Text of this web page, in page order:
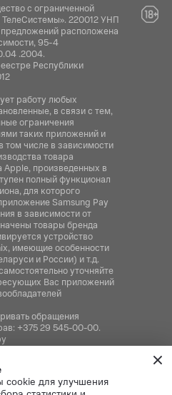
с ограниченной
220012 УНП
расположена
95-4
.2004.
Республики
работу любых
в связи с тем,
ограничения
таких приложений и
том числе в зависимости
товара
произведенных в
полный функционал
для которого
Samsung Pay
в зависимости от
товары бренда
устройство
имеющие особенности
и России) и т.д.
уточняйте
Вас приложений
обращения
+375 29 545-00-00.
государственной
ТелеСистемы»,
cookie для улучшения